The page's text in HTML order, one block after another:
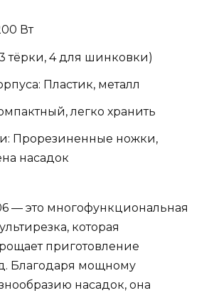
Вт
тёрки, 4 для шинковки)
Пластик, металл
легко хранить
Прорезиненные ножки,
насадок
— это многофункциональная
которая
приготовление
Благодаря мощному
насадок, она